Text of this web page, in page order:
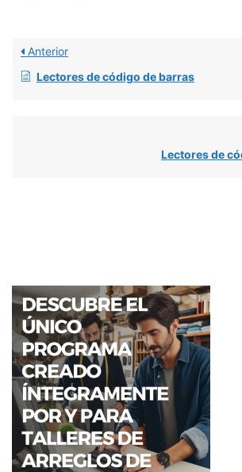
Anterior
Lectores de código de barras
Lectores de